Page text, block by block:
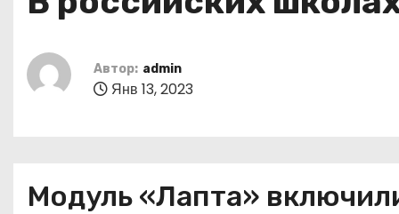
Автор: admin
Янв 13, 2023
Модуль «Лапта»